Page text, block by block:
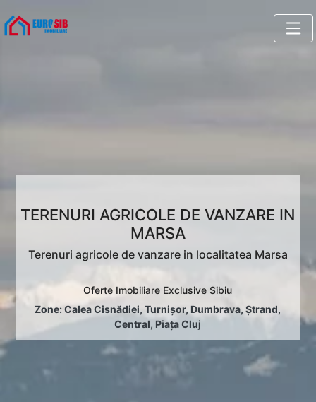
TERENURI AGRICOLE DE VANZARE IN
MARSA
Terenuri agricole de vanzare in localitatea Marsa
Oferte Imobiliare Exclusive Sibiu
Zone:Calea Cisnădiei,Turnișor,Dumbrava,Ștrand,
Central, Piața Cluj